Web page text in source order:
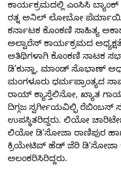
ಕಾರ್ಯಕ್ರಮದಲ್ಲಿ ಎಂಸಿಸಿ
ರತ್ನ ಅನಿಲ್ ಲೋಬೋ ಪೆರ್ಮಾಯಿ
ಕರ್ನಾಟಕ ಕೊಂಕಣಿ ಸಾಹಿತ್ಯ
ಅಲ್ವಾರೆಸ್ ಕಾರ್ಯಕ್ರಮದ
ಅತಿಥಿಗಳಾಗಿ ಕೊಂಕಣಿ ನಾಟಕ
ಡಿ’ಕುನ್ಹಾ, ಮಾಂಡ್ ಸೊಭಾಣ್
ಮಂಗಳೂರು ಧರ್ಮಪ್ರಾಂತ್ಯದ
ರಾಯ್ ಕ್ಯಾಸ್ತೆಲಿನೋ, ಖ್ಯಾತ
ದಿಗ್ಗಜ ಸ್ವರ್ಗೀಯವಿಲ್ಫಿ ರೆಬಿಂಬಸ್
ಉಪಸ್ಥಿತರಿದ್ದರು. ಲಿಯೋ
ಲಿಯೋ ಡಿ’ಸೋಜಾ ರಾಣಿಪುರ
ಕ್ರಿಯೇಟಿವ್ ಹೆಡ್ ಜೆರಿ ಡಿ’ಸೋಜಾ
ಅಲಂಕರಿಸಿರಿದ್ದರು.